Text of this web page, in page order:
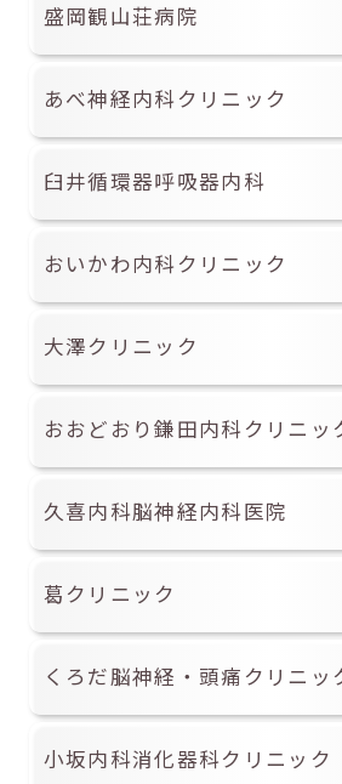
盛岡観山荘病院
あべ神経内科クリニック
臼井循環器呼吸器内科
おいかわ内科クリニック
大澤クリニック
おおどおり鎌田内科クリニッ
久喜内科脳神経内科医院
葛クリニック
くろだ脳神経・頭痛クリニッ
小坂内科消化器科クリニック